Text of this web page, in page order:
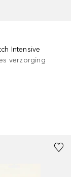
Intensive
verzorging